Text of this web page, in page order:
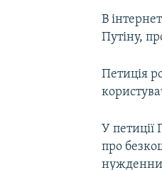
В
Путіну,
Петиція
У петиції
про